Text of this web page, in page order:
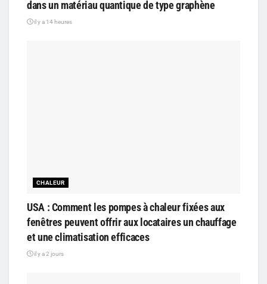
dans un matériau quantique de type graphène
il y a 14 heures
CHALEUR
USA : Comment les pompes à chaleur fixées aux
fenêtres peuvent offrir aux locataires un chauffage
et une climatisation efficaces
il y a 2 jours